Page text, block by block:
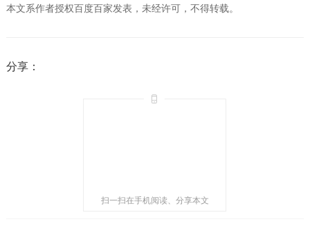
本文系作者授权百度百家发表，未经许可，不得转载。
分享：
扫一扫在手机阅读、分享本文